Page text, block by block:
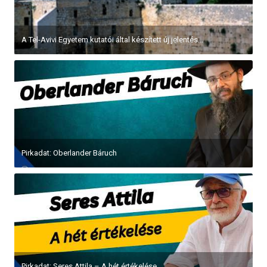
A Tel-Avivi Egyetem kutatói által készített új jelentés...
Pirkadat: Oberlander Báruch